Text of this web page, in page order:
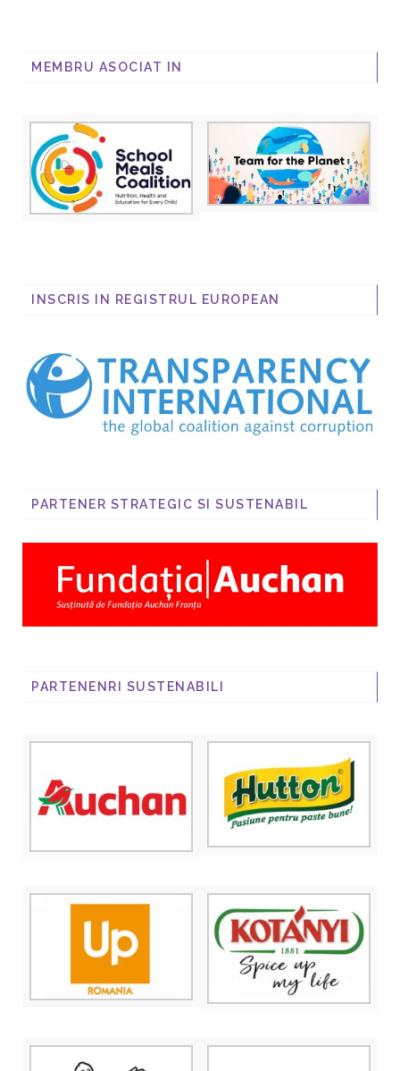
MEMBRU ASOCIAT IN
INSCRIS IN REGISTRUL EUROPEAN
PARTENER STRATEGIC SI SUSTENABIL
PARTENENRI SUSTENABILI